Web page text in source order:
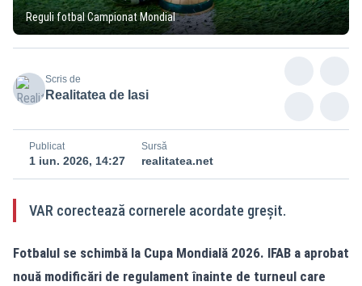
Reguli fotbal Campionat Mondial
Scris de
Realitatea de Iasi
Publicat
1 iun. 2026, 14:27
Sursă
realitatea.net
VAR corectează cornerele acordate greșit.
Fotbalul se schimbă la Cupa Mondială 2026. IFAB a aprobat
nouă modificări de regulament înainte de turneul care